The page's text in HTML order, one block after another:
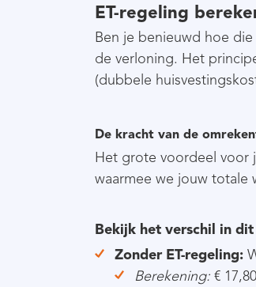
ET-regeling
Ben je benieuwd hoe
de verloning. Het
(dubbele
De kracht van de
Het grote voordeel voor
waarmee we jouw totale
Bekijk het verschil in
Zonder ET-regeling:
Berekening: €